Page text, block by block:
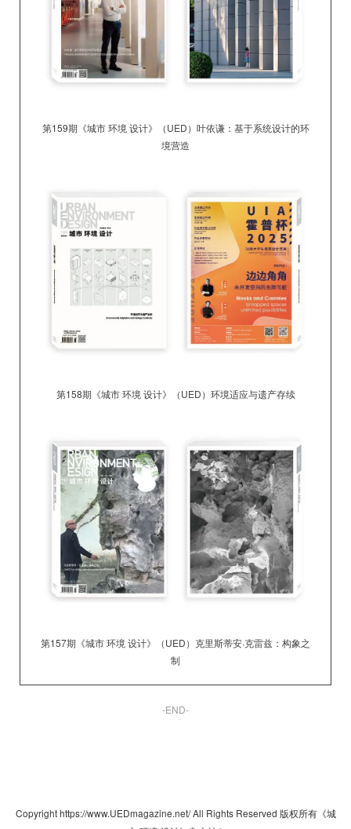
第159期《城市 环境 设计》（UED） 叶依谦：基于系统设计的环
境营造
第158期《城市 环境 设计》（UED） 环境适应与遗产存续
第157期《城市 环境 设计》（UED） 克里斯蒂安·克雷兹：构象之
制
-END-
Copyright https://www.UEDmagazine.net/ All Rights Reserved 版权所有《城